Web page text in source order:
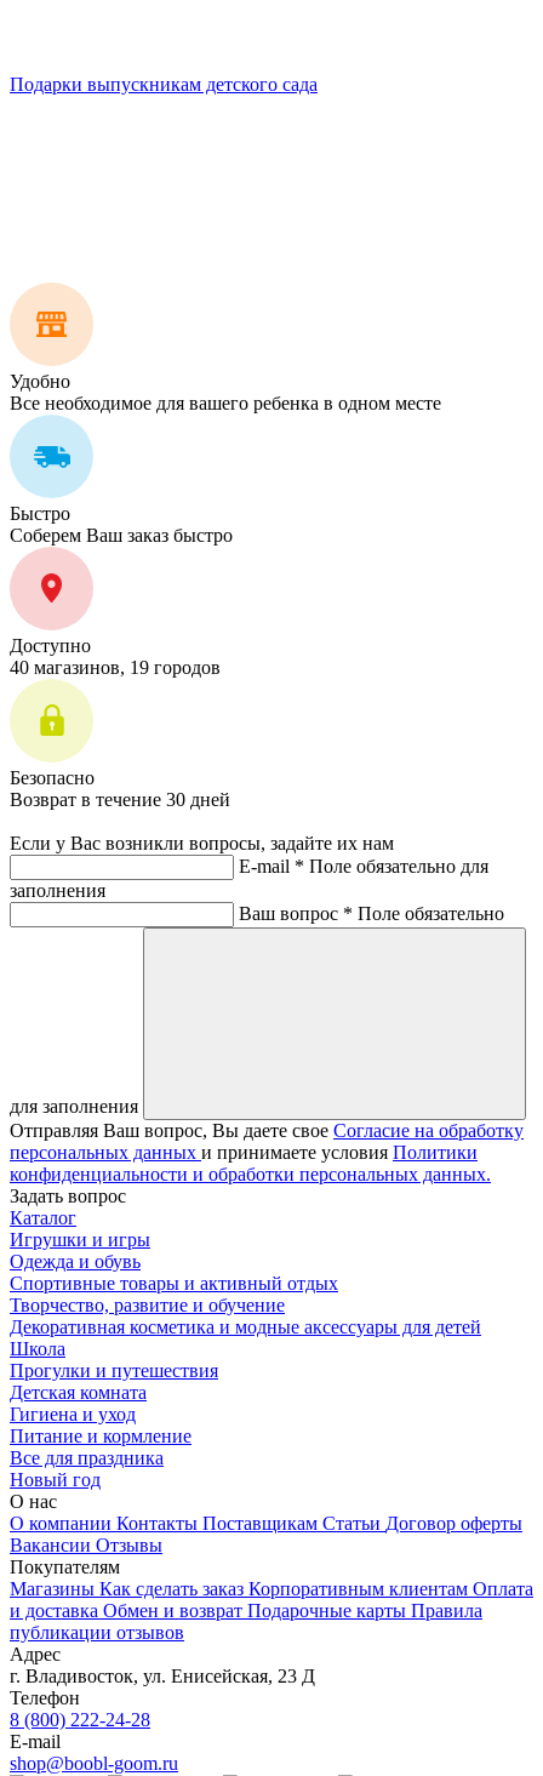
Подарки выпускникам детского сада
Удобно
Все необходимое для вашего ребенка в одном месте
Быстро
Соберем Ваш заказ быстро
Доступно
40 магазинов, 19 городов
Безопасно
Возврат в течение 30 дней
Если у Вас возникли вопросы, задайте их нам
E-mail * Поле обязательно для
заполнения
Ваш вопрос * Поле обязательно
для заполнения
Отправляя Ваш вопрос, Вы даете свое Согласие на обработку
персональных данных и принимаете условия Политики
конфиденциальности и обработки персональных данных.
Задать вопрос
Каталог
Игрушки и игры
Одежда и обувь
Спортивные товары и активный отдых
Творчество, развитие и обучение
Декоративная косметика и модные аксессуары для детей
Школа
Прогулки и путешествия
Детская комната
Гигиена и уход
Питание и кормление
Все для праздника
Новый год
О нас
О компании Контакты Поставщикам Статьи Договор оферты
Вакансии Отзывы
Покупателям
Магазины Как сделать заказ Корпоративным клиентам Оплата
и доставка Обмен и возврат Подарочные карты Правила
публикации отзывов
Адрес
г. Владивосток, ул. Енисейская, 23 Д
Телефон
8 (800) 222-24-28
E-mail
shop@boobl-goom.ru